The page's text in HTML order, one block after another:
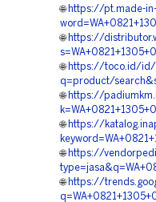
🌐 https://pt.made-
🌐 https://
🌐 https://toco.id/id/
q=product/
🌐 https://
🌐 https://
🌐 https://
🌐 https://